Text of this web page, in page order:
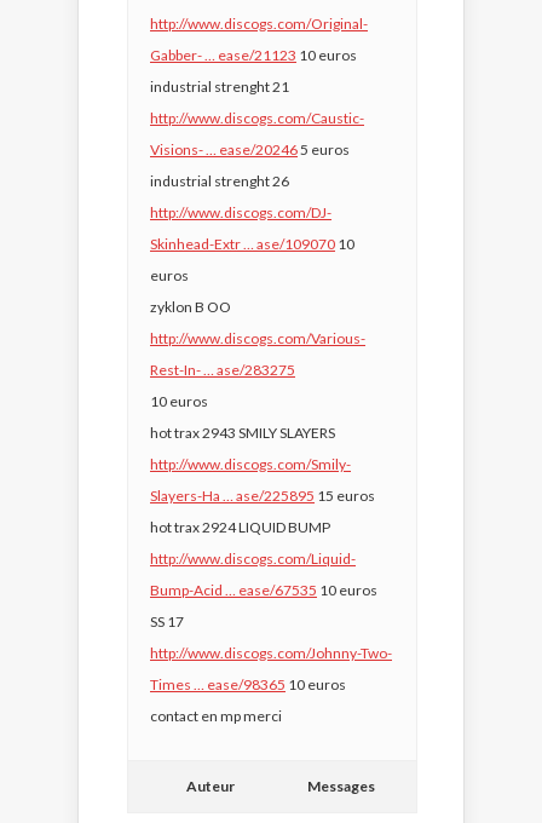
http://www.discogs.com/Original-
Gabber- … ease/21123 10 euros
industrial strenght 21
http://www.discogs.com/Caustic-
Visions- … ease/202465 euros
industrial strenght 26
http://www.discogs.com/DJ-
Skinhead-Extr … ase/109070 10
euros
zyklon B OO
http://www.discogs.com/Various-
Rest-In- … ase/283275
10 euros
hot trax 2943 SMILY SLAYERS
http://www.discogs.com/Smily-
Slayers-Ha … ase/225895 15 euros
hot trax 2924 LIQUID BUMP
http://www.discogs.com/Liquid-
Bump-Acid … ease/67535 10 euros
SS 17
http://www.discogs.com/Johnny-Two-
Times … ease/98365 10 euros
contact en mp merci
Auteur Messages